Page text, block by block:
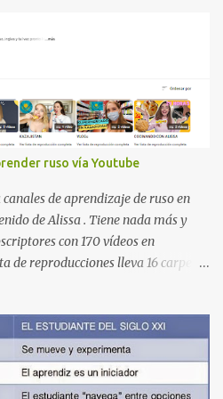
ruso vía Youtube
de aprendizaje de ruso en
de Alissa . Tiene nada más y
con 170 vídeos en
de reproducciones lleva 16 carpetas
y 97 vídeos en
tiene una lista de reproducción
gramática, lectura,
@AnaG88/playlists